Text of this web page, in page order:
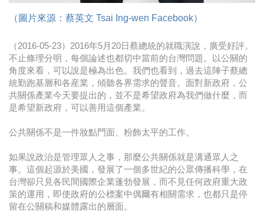
（圖片來源：蔡英文 Tsai Ing-wen Facebook）
（2016-05-23）2016年5月20日蔡總統的就職演說，廣受好評。
不止條理分明，每個論述也都切中當前的台灣問題。以公關的
角度來看，可以說是極為出色。我們也看到，過去這陣子蔡總
統勤跑基層和各産業，傾聽各界需求的聲音。面對新政府，公
共關係產業今天要提出的，並不是希望政府為我們做什麼，而
是希望新政府，可以善用這個產業。
公共關係不是一件妝點門面、粉飾太平的工作。
如果說政治是管理眾人之事，那麼公共關係就是溝通眾人之
事。這個起源於美國，發展了一個多世紀的公眾傳播科學，在
台灣卻只見各民間國際企業蓬勃發展，而不見任何政府重大政
策的運用，即使政府的公標案中偶爾有相關需求，也都只是停
留在公關稿和媒體露出的層面。
牛恆泰：媒體產業蛻變關鍵期，數位轉型該怎麼
搞？（上）